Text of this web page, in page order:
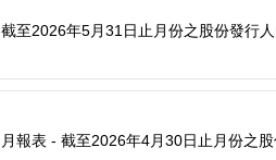
截至2026年5月31日止月份之股份發行
月報表 - 截至2026年4月30日止月份之